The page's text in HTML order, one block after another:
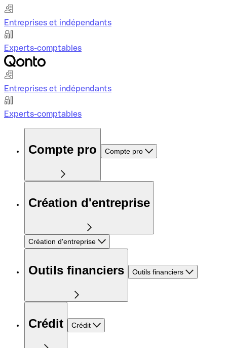
Entreprises et indépendants
Experts-comptables
Entreprises et indépendants
Experts-comptables
Compte pro Compte pro
Création d'entreprise
Création d'entreprise
Outils financiers Outils financiers
Crédit Crédit